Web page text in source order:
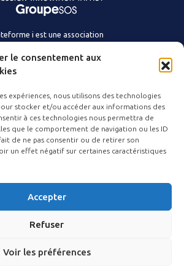
le consentement aux
expériences, nous utilisons des technologies
stocker et/ou accéder aux informations des
à ces technologies nous permettra de
que le comportement de navigation ou les ID
de ne pas consentir ou de retirer son
un effet négatif sur certaines caractéristiques
Accepter
Refuser
Voir les préférences
i est une association
Contact
Actualités